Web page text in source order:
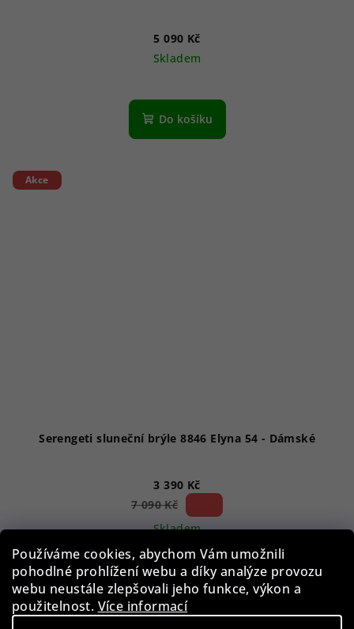
Používáme cookies, abychom Vám umožnili
pohodlné prohlížení webu a díky analýze provozu
webu neustále zlepšovali jeho funkce, výkon a
použitelnost. Více informací
5 090 Kč
Skladem
Do košíku
Akce
Serengeti sluneční brýle 8846 Elyna 54 - Dámské
3 390 Kč
7 090 Kč
Skladem
Do košíku